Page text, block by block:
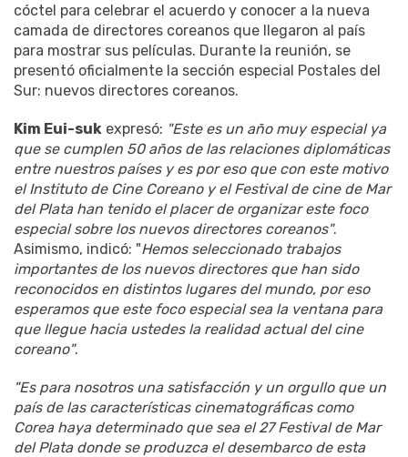
cóctel para celebrar el acuerdo y conocer a la nueva
camada de directores coreanos que llegaron al país
para mostrar sus películas. Durante la reunión, se
presentó oficialmente la sección especial Postales del
Sur: nuevos directores coreanos.
Kim Eui-suk expresó: "Este es un año muy especial ya
que se cumplen 50 años de las relaciones diplomáticas
entre nuestros países y es por eso que con este motivo
el Instituto de Cine Coreano y el Festival de cine de Mar
del Plata han tenido el placer de organizar este foco
especial sobre los nuevos directores coreanos".
Asimismo, indicó: "Hemos seleccionado trabajos
importantes de los nuevos directores que han sido
reconocidos en distintos lugares del mundo, por eso
esperamos que este foco especial sea la ventana para
que llegue hacia ustedes la realidad actual del cine
coreano".
"Es para nosotros una satisfacción y un orgullo que un
país de las características cinematográficas como
Corea haya determinado que sea el 27 Festival de Mar
del Plata donde se produzca el desembarco de esta